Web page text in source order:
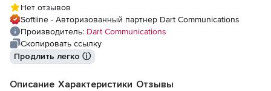
Нет отзывов
Softline - Авторизованный партнер Dart Communications
Производитель: Dart Communications
Скопировать ссылку
Продлить легко ⓘ
Описание Характеристики Отзывы